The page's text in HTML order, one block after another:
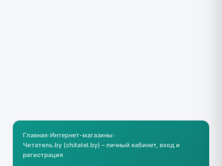
Главная›Интернет-магазины›
Читатель.by (chitatel.by) – личный кабинет, вход и
регистрация